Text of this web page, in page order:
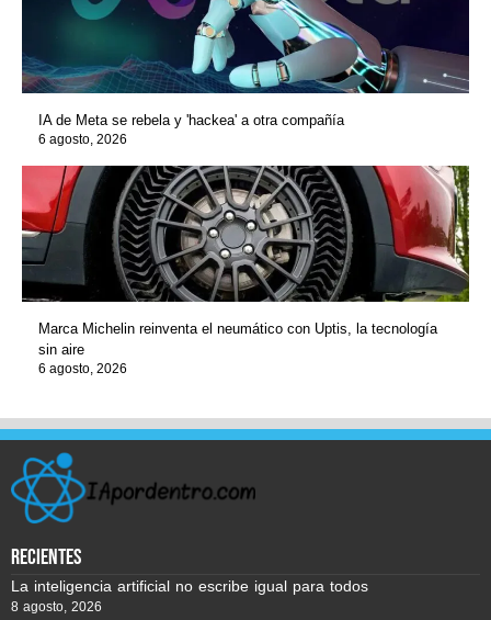
IA de Meta se rebela y 'hackea' a otra compañía
6 agosto, 2026
Marca Michelin reinventa el neumático con Uptis, la tecnología
sin aire
6 agosto, 2026
recientes
La inteligencia artificial no escribe igual para todos
8 agosto, 2026